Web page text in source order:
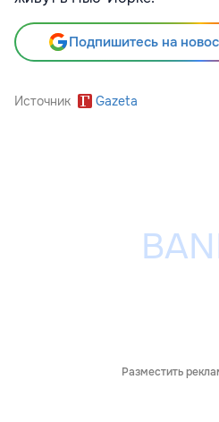
Подпишитесь на
Источник Gazeta
Разместить